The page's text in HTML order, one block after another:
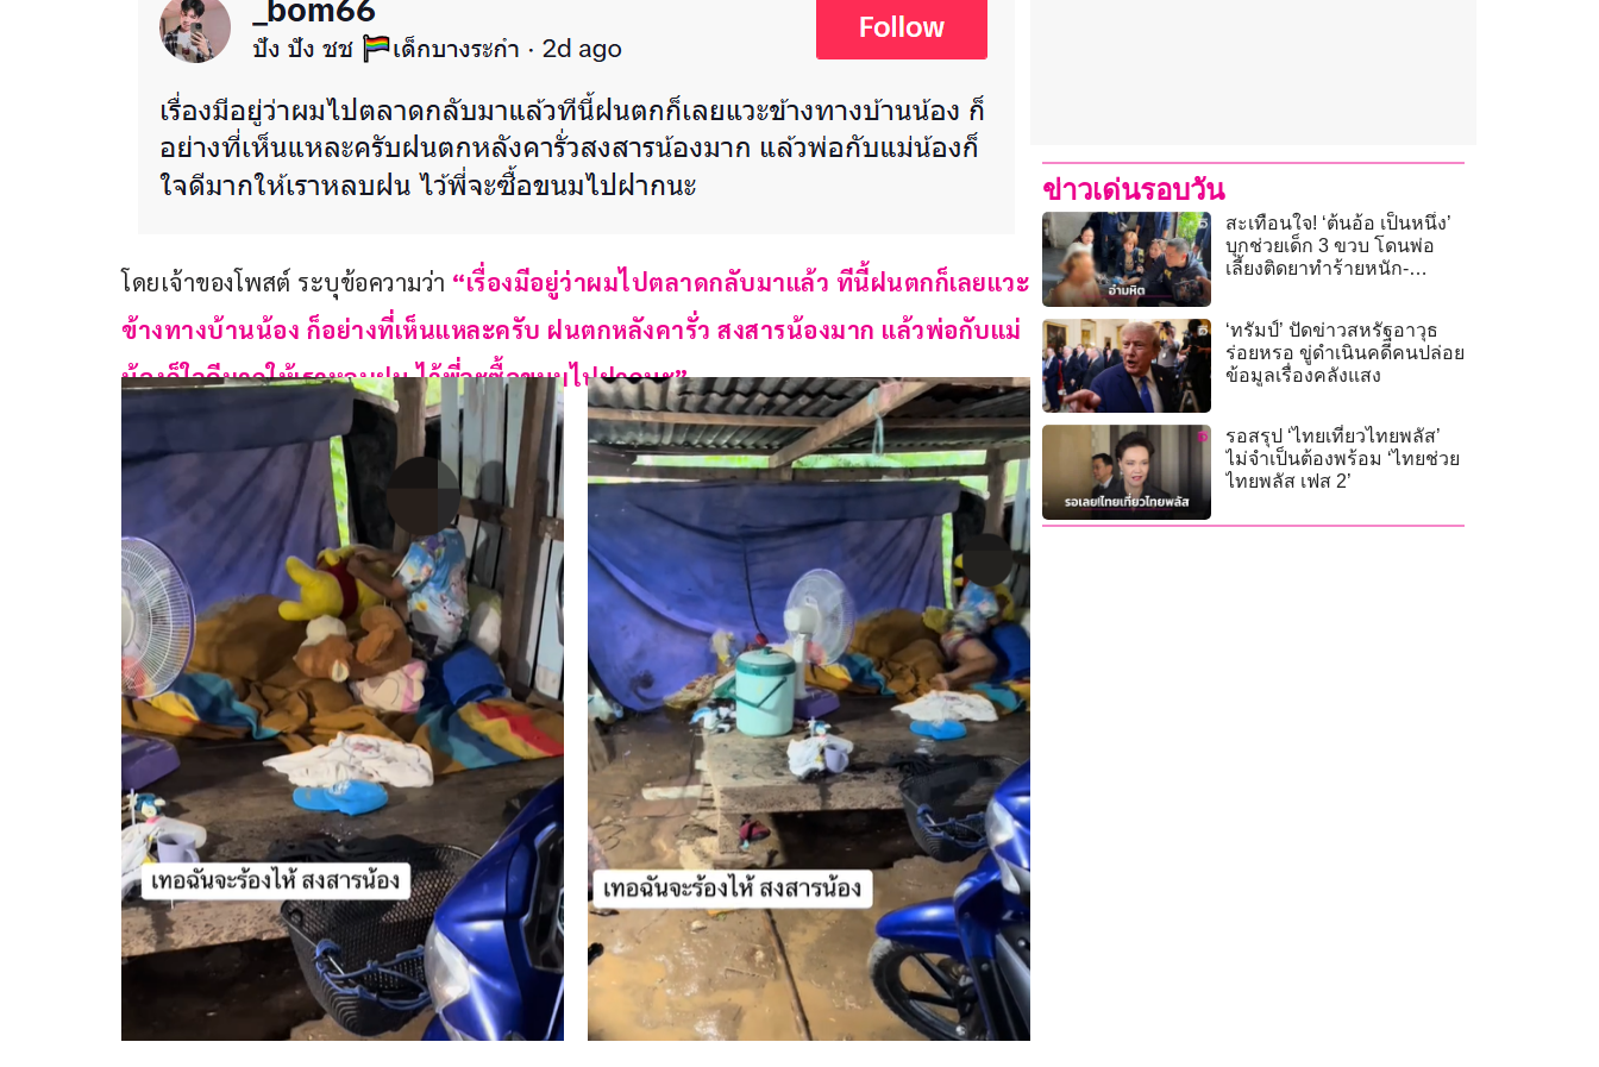
โดยเจ้าของโพสต์ ระบุข้อความว่า “เรื่องมีอยู่ว่าผมไปตลาดกลับมาแล้ว ทีนี้ฝนตกก็เลยแวะ
ข้างทางบ้านน้อง ก็อย่างที่เห็นแหละครับ ฝนตกหลังคารั่ว สงสารน้องมาก แล้วพ่อกับแม่
น้องก็ใจดีมากให้เราหลบฝน ไว้พี่จะซื้อขนมไปฝากนะ”
ข่าวเด่นรอบวัน
สะเทือนใจ! ‘ต้นอ้อ เป็นหนึ่ง’
บุกช่วยเด็ก 3 ขวบ โดนพ่อ
เลี้ยงติดยาทำร้ายหนัก-
‘ทรัมป์’ ปัดข่าวสหรัฐอาวุธ
ร่อยหรอ ขู่ดำเนินคดีคนปล่อย
ข้อมูลเรื่องคลังแสง
รอสรุป ‘ไทยเที่ยวไทยพลัส’
ไม่จำเป็นต้องพร้อม ‘ไทยช่วย
ไทยพลัส เฟส 2’